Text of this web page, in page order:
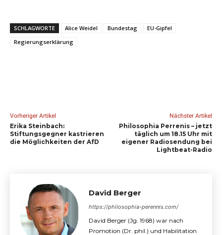
SCHLAGWORTE Alice Weidel Bundestag
EU-Gipfel
Regierungserklärung
Vorheriger Artikel
Erika Steinbach:
Stiftungsgegner kastrieren
die Möglichkeiten der AfD
Nächster Artikel
Philosophia Perrenis – jetzt
täglich um 18.15 Uhr mit
eigener Radiosendung bei
Lightbeat-Radio
David Berger
https://philosophia-perennis.com/
David Berger (Jg. 1968) war nach
Promotion (Dr. phil.) und Habilitation